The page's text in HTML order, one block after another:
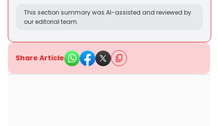
This section summary was AI-assisted and reviewed by
our editorial team.
Share Article